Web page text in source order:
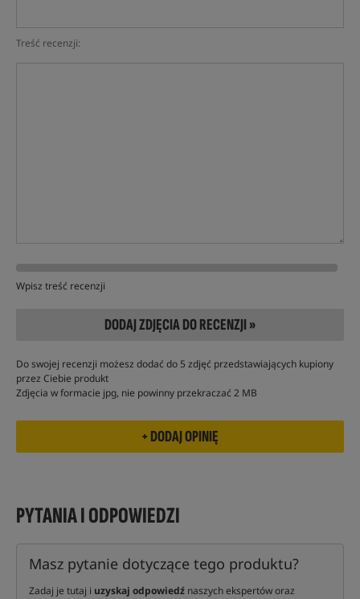
Treść recenzji:
Wpisz treść recenzji
DODAJ ZDJĘCIA DO RECENZJI »
Do swojej recenzji możesz dodać do 5 zdjęć przedstawiających kupiony
przez Ciebie produkt
Zdjęcia w formacie jpg, nie powinny przekraczać 2 MB
PYTANIA I ODPOWIEDZI
Masz pytanie dotyczące tego produktu?
Zadaj je tutaj i uzyskaj odpowiedź naszych ekspertów oraz